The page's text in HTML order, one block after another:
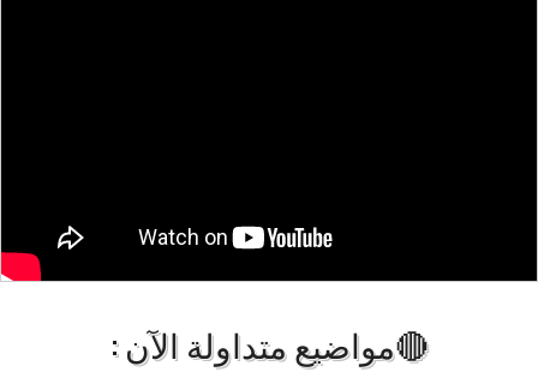
🔴مواضيع متداولة الآن :